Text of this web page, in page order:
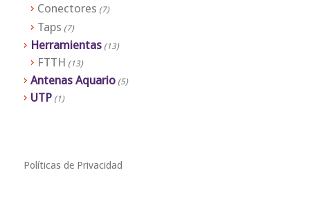
Conectores (7)
Taps (7)
Herramientas (13)
FTTH (13)
Antenas Aquario (5)
UTP (1)
Políticas de Privacidad